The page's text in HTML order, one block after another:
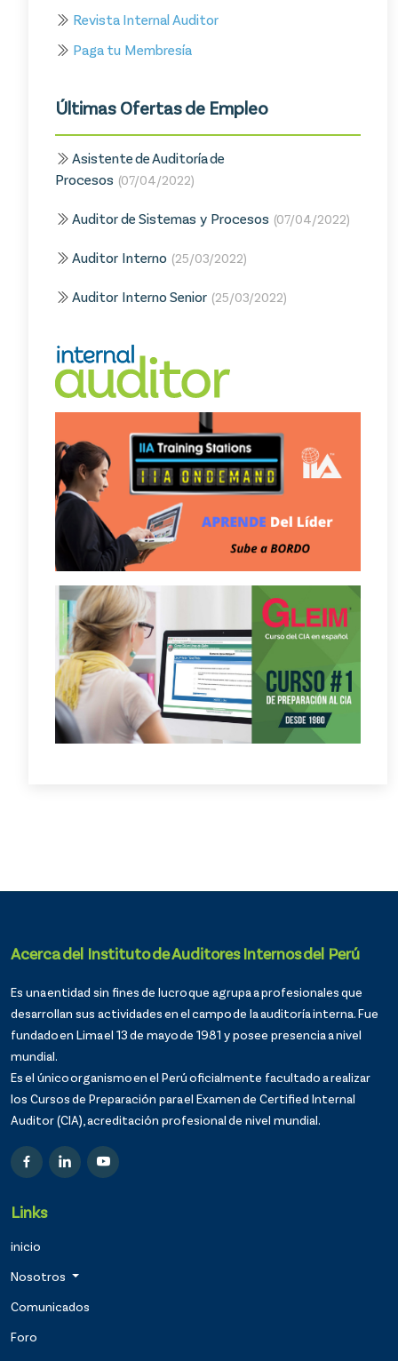
Revista Internal Auditor
Paga tu Membresía
Últimas Ofertas de Empleo
Asistente de Auditoría de
Procesos (07/04/2022)
Auditor de Sistemas y Procesos (07/04/2022)
Auditor Interno (25/03/2022)
Auditor Interno Senior (25/03/2022)
Acerca del Instituto de Auditores Internos del Perú
Es una entidad sin fines de lucro que agrupa a profesionales que
desarrollan sus actividades en el campo de la auditoría interna. Fue
fundado en Lima el 13 de mayo de 1981 y posee presencia a nivel
mundial.
Es el único organismo en el Perú oficialmente facultado a realizar
los Cursos de Preparación para el Examen de Certified Internal
Auditor (CIA), acreditación profesional de nivel mundial.
Links
inicio
Nosotros
Comunicados
Foro